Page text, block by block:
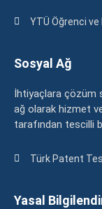
YTÜ Öğrenci
Sosyal Ağ
İhtiyaçlara çözüm
ağ olarak hizmet
tarafından tescilli
Türk Patent
Yasal